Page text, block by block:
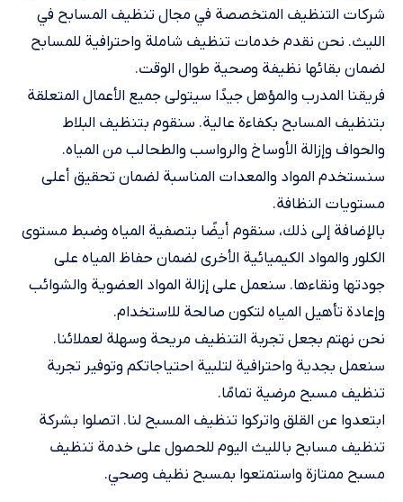
شركات التنظيف المتخصصة في مجال تنظيف المسابح في
الليث. نحن نقدم خدمات تنظيف شاملة واحترافية للمسابح
لضمان بقائها نظيفة وصحية طوال الوقت.
فريقنا المدرب والمؤهل جيدًا سيتولى جميع الأعمال المتعلقة
بتنظيف المسابح بكفاءة عالية. سنقوم بتنظيف البلاط
والحواف وإزالة الأوساخ والرواسب والطحالب من المياه.
سنستخدم المواد والمعدات المناسبة لضمان تحقيق أعلى
مستويات النظافة.
بالإضافة إلى ذلك، سنقوم أيضًا بتصفية المياه وضبط مستوى
الكلور والمواد الكيميائية الأخرى لضمان حفاظ المياه على
جودتها ونقاءها. سنعمل على إزالة المواد العضوية والشوائب
وإعادة تأهيل المياه لتكون صالحة للاستخدام.
نحن نهتم بجعل تجربة التنظيف مريحة وسهلة لعملائنا.
سنعمل بجدية واحترافية لتلبية احتياجاتكم وتوفير تجربة
تنظيف مسبح مرضية تمامًا.
ابتعدوا عن القلق واتركوا تنظيف المسبح لنا. اتصلوا بشركة
تنظيف مسابح بالليث اليوم للحصول على خدمة تنظيف
مسبح ممتازة واستمتعوا بمسبح نظيف وصحي.